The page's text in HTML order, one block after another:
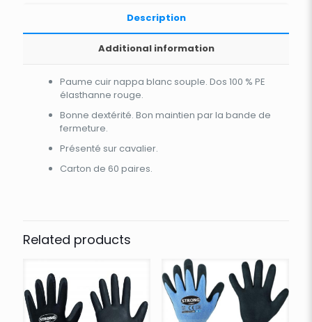
Description
Additional information
Paume cuir nappa blanc souple. Dos 100 % PE
élasthanne rouge.
Bonne dextérité. Bon maintien par la bande de
fermeture.
Présenté sur cavalier.
Carton de 60 paires.
Related products